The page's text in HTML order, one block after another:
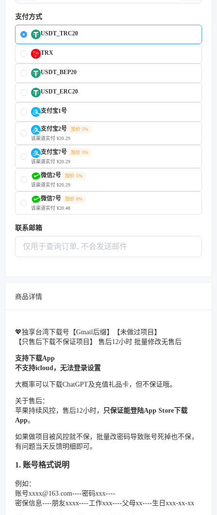
支付方式
USDT_TRC20
TRX
USDT_BEP20
USDT_ERC20
支付宝1号
支付宝2号
加价 5%
该渠道实付 ¥20.29
支付宝7号
加价 5%
该渠道实付 ¥20.29
微信2号
加价 5%
该渠道实付 ¥20.29
微信7号
加价 6%
该渠道实付 ¥20.48
联系邮箱
商品详情
💖独享台湾下载号【Gmail后缀】【未做过项目】
【只售后下载不保证项目】 售后12小时 批量修改无售后
支持下载App
不支持icloud，无法登录设置
大概率可以下载ChatGPT及充值礼品卡，但不保证哦。
关于售后：
苹果持续风控，售后12小时，
只保证能登陆App Store下载
App。
如果做项目被风控就不保，批量改密码导致账号死掉也不保，
有问题当天反馈明细即可。
1. 账号格式说明
例如：
账号xxxx@163.com----密码xxx----
密保信息----朋友xxxx----工作xxx----父母xx----生日xxx-xx-xx